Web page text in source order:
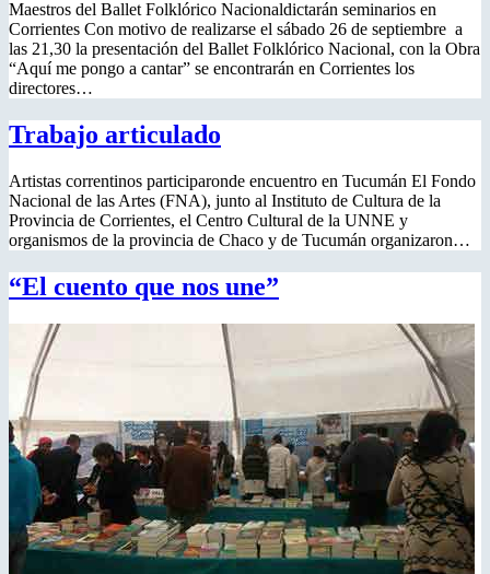
Maestros del Ballet Folklórico Nacionaldictarán seminarios en
Corrientes Con motivo de realizarse el sábado 26 de septiembre a
las 21,30 la presentación del Ballet Folklórico Nacional, con la Obra
“Aquí me pongo a cantar” se encontrarán en Corrientes los
directores…
Trabajo articulado
Artistas correntinos participaronde encuentro en Tucumán El Fondo
Nacional de las Artes (FNA), junto al Instituto de Cultura de la
Provincia de Corrientes, el Centro Cultural de la UNNE y
organismos de la provincia de Chaco y de Tucumán organizaron…
“El cuento que nos une”